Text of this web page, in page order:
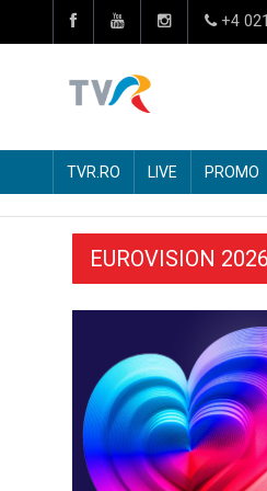
+4
TVR.RO LIVE PROMO
EUROVISION 2026